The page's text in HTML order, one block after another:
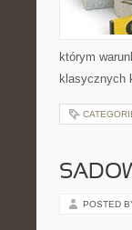
którym
klasycznych
POSTED